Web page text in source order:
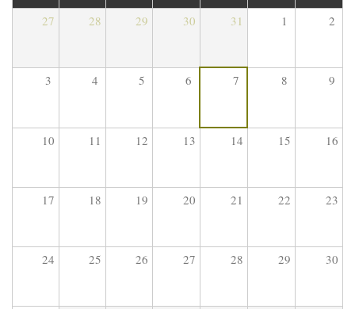
27 28 29 30 31 1 2
3 4 5 6 7 8 9
10 11 12 13 14 15 16
17 18 19 20 21 22 23
24 25 26 27 28 29 30